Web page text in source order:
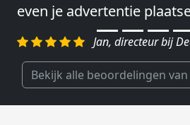
even je advertentie
Jan, directeur bij
weet Stageplaza prima
regelen.″
Harald, Head of
VION Food Netherlands